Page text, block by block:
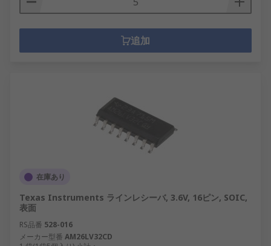
追加
在庫あり
Texas Instruments ラインレシーバ, 3.6V, 16ピン, SOIC,
表面
RS品番 528-016
メーカー型番 AM26LV32CD